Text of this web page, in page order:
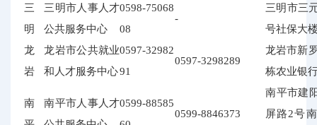
三
明
三明市人事人才
公共服务中心
0598-75068
08
-
三明市三
号社保大
龙
岩
龙岩市公共就业
和人才服务中心
0597-32982
91
0597-3298289
龙岩市新
栋农业银
南
南平市人事人才0599-88585
0599-8846373
南平市建
屏路2号